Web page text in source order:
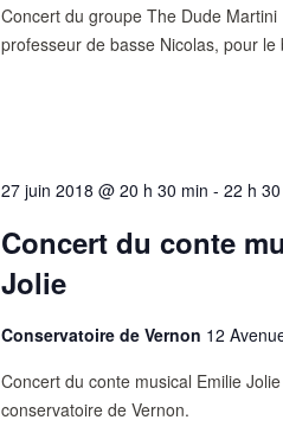
Concert du groupe The Dude
professeur de basse Nicolas, pour
27 juin 2018 @ 20 h 30 min - 22 h
Concert du conte
Jolie
Conservatoire de Vernon 12
Concert du conte musical Emilie
conservatoire de Vernon.